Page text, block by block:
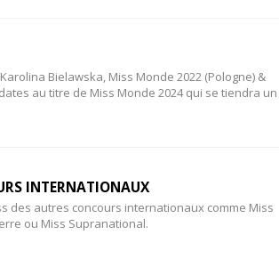
Bielawska, Miss Monde 2022 (Pologne) &
au titre de Miss Monde 2024 qui se tiendra un
INTERNATIONAUX
des autres concours internationaux comme Miss
ou Miss Supranational.